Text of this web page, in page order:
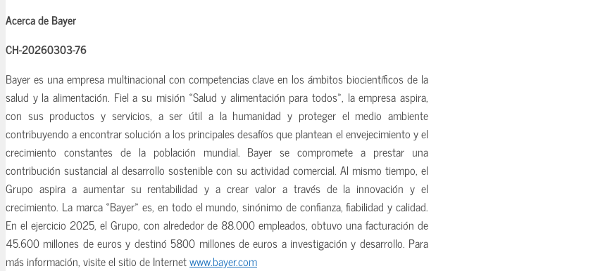
Acerca de Bayer
CH-20260303-76
Bayer es una empresa multinacional con competencias clave en los ámbitos biocientíficos de la
salud y la alimentación. Fiel a su misión «Salud y alimentación para todos», la empresa aspira,
con sus productos y servicios, a ser útil a la humanidad y proteger el medio ambiente
contribuyendo a encontrar solución a los principales desafíos que plantean el envejecimiento y el
crecimiento constantes de la población mundial. Bayer se compromete a prestar una
contribución sustancial al desarrollo sostenible con su actividad comercial. Al mismo tiempo, el
Grupo aspira a aumentar su rentabilidad y a crear valor a través de la innovación y el
crecimiento. La marca «Bayer» es, en todo el mundo, sinónimo de confianza, fiabilidad y calidad.
En el ejercicio 2025, el Grupo, con alrededor de 88.000 empleados, obtuvo una facturación de
45.600 millones de euros y destinó 5800 millones de euros a investigación y desarrollo. Para
más información, visite el sitio de Internetwww.bayer.com